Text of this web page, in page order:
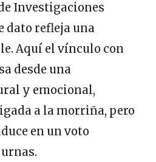
Investigaciones
dato refleja una
Aquí el vínculo con
desde una
y emocional,
a la morriña, pero
en un voto